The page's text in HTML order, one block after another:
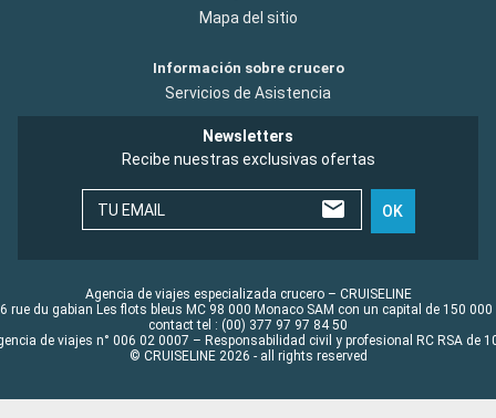
Mapa del sitio
Información sobre crucero
Servicios de Asistencia
Newsletters
Recibe nuestras exclusivas ofertas
TU EMAIL OK
Agencia de viajes especializada crucero – CRUISELINE
rue du gabian Les flots bleus MC 98 000 Monaco SAM con un capital de 150 000
contact tel : (00) 377 97 97 84 50
de viajes n° 006 02 0007 – Responsabilidad civil y profesional RC RSA de
© CRUISELINE 2026 - all rights reserved